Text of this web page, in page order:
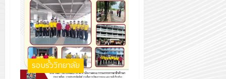
รอบรั้ววิทยาลัย